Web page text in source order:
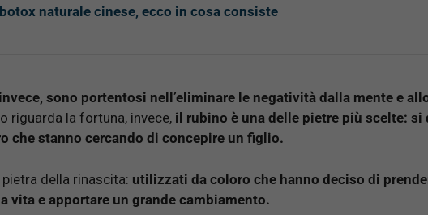
naturale cinese, ecco in cosa consiste
sono portentosi nell’eliminare le negatività dalla mente e
riguarda la fortuna, invece, il rubino è una delle pietre più scelte: si
che stanno cercando di concepire un figlio.
della rinascita: utilizzati da coloro che hanno deciso di
vita e apportare un grande cambiamento.